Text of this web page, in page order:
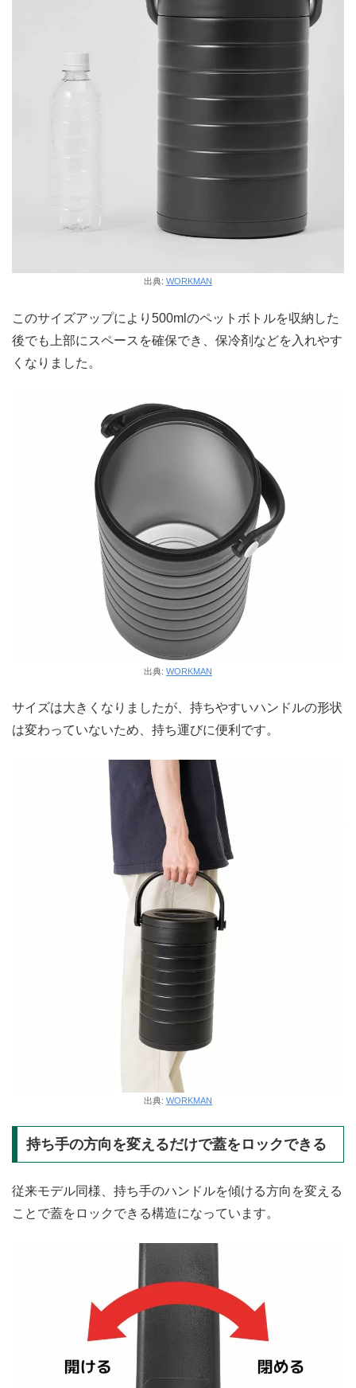
出典: WORKMAN
このサイズアップにより500mlのペットボトルを収納した
後でも上部にスペースを確保でき、保冷剤などを入れやす
くなりました。
出典: WORKMAN
サイズは大きくなりましたが、持ちやすいハンドルの形状
は変わっていないため、持ち運びに便利です。
出典: WORKMAN
持ち手の方向を変えるだけで蓋をロックできる
従来モデル同様、持ち手のハンドルを傾ける方向を変える
ことで蓋をロックできる構造になっています。